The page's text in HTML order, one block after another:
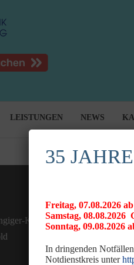
LEISTUNGEN NEWS
35
Freitag, 07.08.2026
Samstag, 08.08.2026
Sonntag, 09.08.2026
In dringenden
Notdienstkreis unter